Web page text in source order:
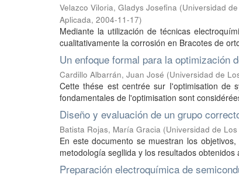
Velazco Viloria, Gladys Josefina (Universidad
Aplicada, 2004-11-17)
Mediante la utilización de técnicas
cualitativamente la corrosión en Bracotes de
Un enfoque formal para la optimización
Cardillo Albarrán, Juan José (Universidad de
Cette thése est centrée sur I'optimisation de
fondamentales de l'optimisation sont
Diseño y evaluación de un grupo
Batista Rojas, María Gracia (Universidad de
En este documento se muestran los
metodología segllida y los resultados obtenidos
Preparación electroquímica de